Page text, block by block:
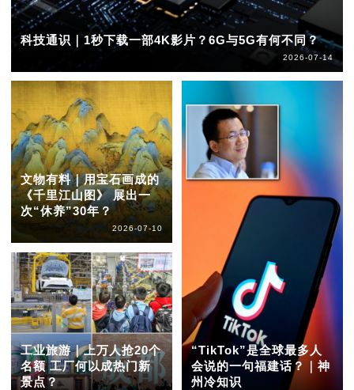
科技通识｜1秒下载一部4K影片？6G与5G有何不同？
2026-07-14
文物有料｜用宝石画成的
《千里江山图》 展出一
次“休养”30年？
2026-07-10
工业旅游｜上万人抢20个
名额 工厂何以成热门新
景点？
“TikTok”是全球最多人
会说的一句福建话？｜神
州冷知识